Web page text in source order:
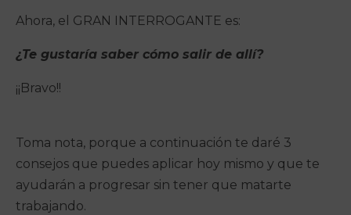
Ahora, el GRAN INTERROGANTE es:
¿Te gustaría saber cómo salir de allí?
¡¡Bravo!!
Toma nota, porque a continuación te daré 3
consejos que puedes aplicar hoy mismo y que te
ayudarán a progresar sin tener que matarte
trabajando.